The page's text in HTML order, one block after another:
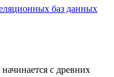
баз данных
с древних